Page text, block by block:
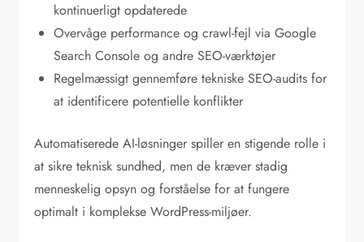
kontinuerligt opdaterede
Overvåge performance og crawl-fejl via Google
Search Console og andre SEO-værktøjer
Regelmæssigt gennemføre tekniske SEO-audits for
at identificere potentielle konflikter
Automatiserede AI-løsninger spiller en stigende rolle i
at sikre teknisk sundhed, men de kræver stadig
menneskelig opsyn og forståelse for at fungere
optimalt i komplekse WordPress-miljøer.